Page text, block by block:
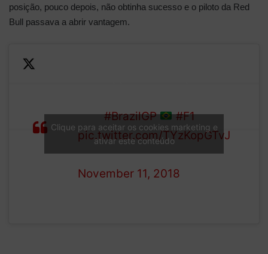
posição, pouco depois, não obtinha sucesso e o piloto da Red
Bull passava a abrir vantagem.
LAP
40/71
lead!#BrazilGP
#F1
pic.twitter.com/TYzKopGTvJ
— Formula 1 (@F1)
November 11, 2018
Clique para aceitar os cookies marketing e
ativar este conteúdo